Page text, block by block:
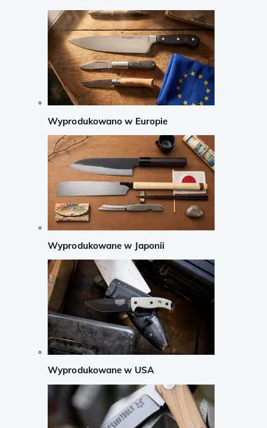
Wyprodukowano w Europie
Wyprodukowane w Japonii
Wyprodukowane w USA